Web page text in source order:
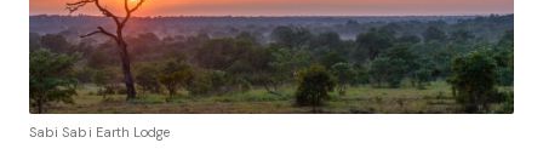
Sabi Sabi Earth Lodge